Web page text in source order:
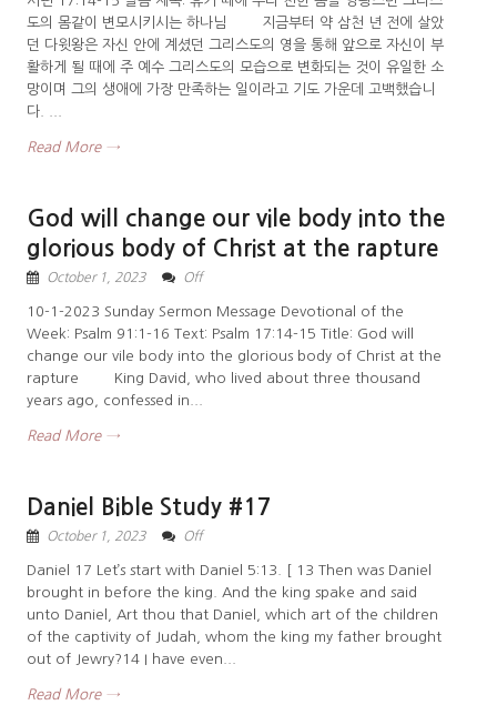
도의 몸같이 변모시키시는 하나님 지금부터 약 삼천 년 전에 살았
던 다윗왕은 자신 안에 계셨던 그리스도의 영을 통해 앞으로 자신이 부
활하게 될 때에 주 예수 그리스도의 모습으로 변화되는 것이 유일한 소
망이며 그의 생애에 가장 만족하는 일이라고 기도 가운데 고백했습니
다. ...
Read More →
God will change our vile body into the
glorious body of Christ at the rapture
October 1, 2023 Off
10-1-2023 Sunday Sermon Message Devotional of the
Week: Psalm 91:1-16 Text: Psalm 17:14-15 Title: God will
change our vile body into the glorious body of Christ at the
rapture King David, who lived about three thousand
years ago, confessed in...
Read More →
Daniel Bible Study #17
October 1, 2023 Off
Daniel 17 Let’s start with Daniel 5:13. [ 13 Then was Daniel
brought in before the king. And the king spake and said
unto Daniel, Art thou that Daniel, which art of the children
of the captivity of Judah, whom the king my father brought
out of Jewry?14 I have even...
Read More →